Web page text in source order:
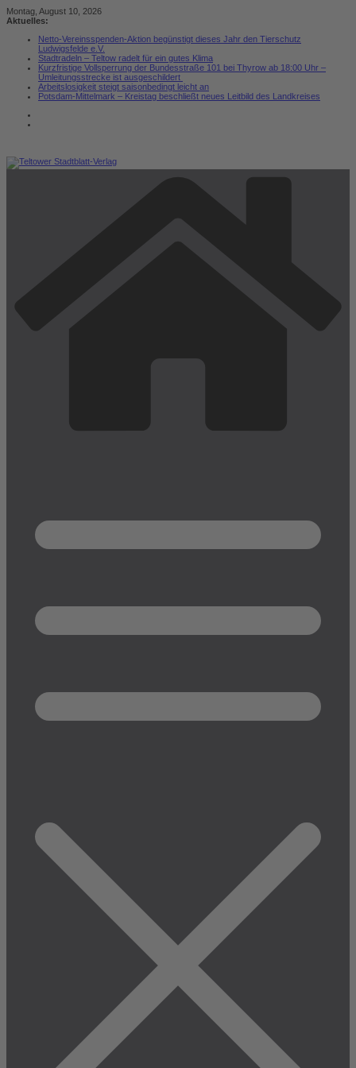
Zum
Inhalt
Montag, August 10, 2026
Aktuelles:
Netto-Vereinsspenden-Aktion begünstigt dieses Jahr den Tierschutz
Ludwigsfelde e.V.
Stadtradeln – Teltow radelt für ein gutes Klima
Kurzfristige Vollsperrung der Bundesstraße 101 bei Thyrow ab 18:00 Uhr –
Umleitungsstrecke ist ausgeschildert
Arbeitslosigkeit steigt saisonbedingt leicht an
Potsdam-Mittelmark – Kreistag beschließt neues Leitbild des Landkreises